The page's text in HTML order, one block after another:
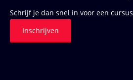
Schrijf je dan snel in voor een cursus
Inschrijven